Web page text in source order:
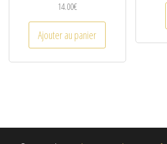
14.00€
Ajouter au panier